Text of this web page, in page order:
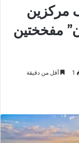
مركزين
مفخختين
1 أقل من دقيقة